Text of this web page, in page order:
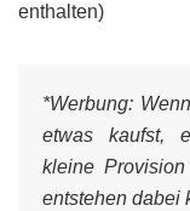
enthalten)
*Werbung:
etwas kaufst,
kleine
entstehen dabei